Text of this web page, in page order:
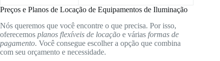
Preços e Planos de Locação de Equipamentos de Iluminação
Nós queremos que você encontre o que precisa. Por isso,
oferecemos planos flexíveis de locação e várias formas de
pagamento. Você consegue escolher a opção que combina
com seu orçamento e necessidade.